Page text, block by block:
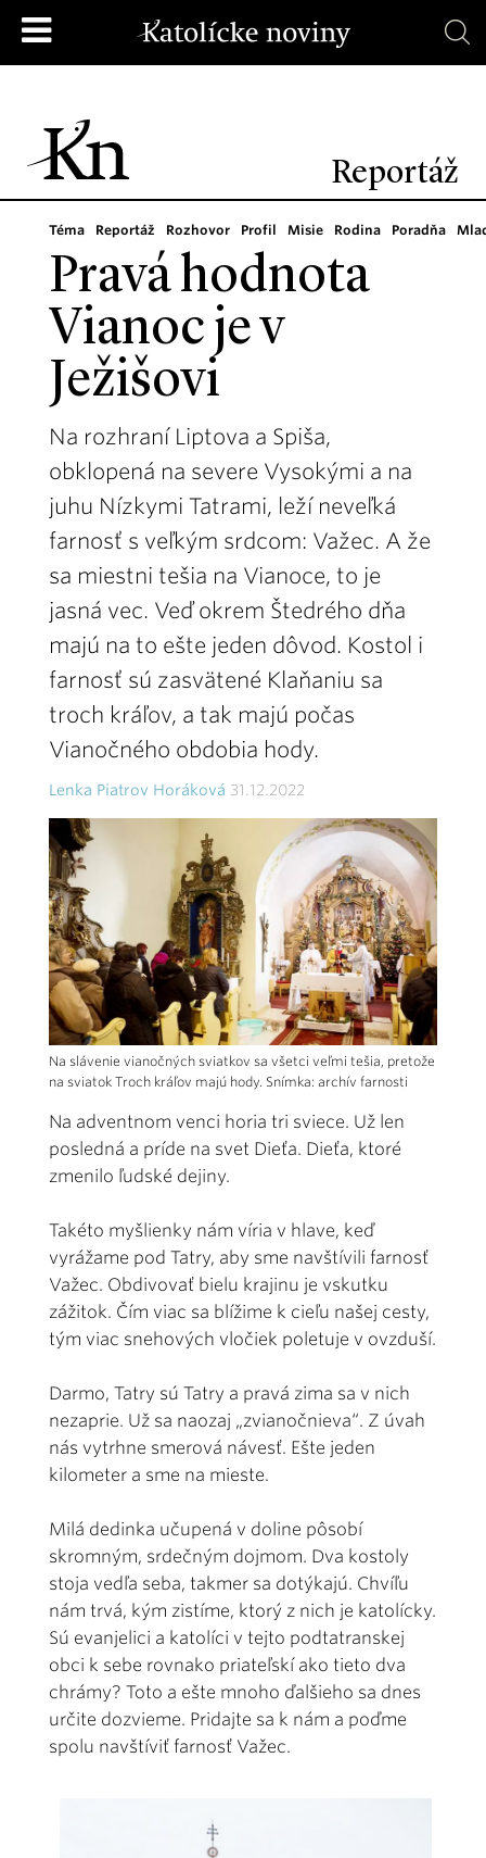
Reportáž
Téma Reportáž Rozhovor Profil Misie Rodina Poradňa
Pravá hodnota
Vianoc je v
Ježišovi
Na rozhraní Liptova a Spiša,
obklopená na severe Vysokými a na
juhu Nízkymi Tatrami, leží neveľká
farnosť s veľkým srdcom: Važec. A že
sa miestni tešia na Vianoce, to je
jasná vec. Veď okrem Štedrého dňa
majú na to ešte jeden dôvod. Kostol i
farnosť sú zasvätené Klaňaniu sa
troch kráľov, a tak majú počas
Vianočného obdobia hody.
Lenka Piatrov Horáková 31.12.2022
Na slávenie vianočných sviatkov sa všetci veľmi tešia, pretože
na sviatok Troch kráľov majú hody. Snímka: archív farnosti
Na adventnom venci horia tri sviece. Už len
posledná a príde na svet Dieťa. Dieťa, ktoré
zmenilo ľudské dejiny.
Takéto myšlienky nám víria v hlave, keď
vyrážame pod Tatry, aby sme navštívili farnosť
Važec. Obdivovať bielu krajinu je vskutku
zážitok. Čím viac sa blížime k cieľu našej cesty,
tým viac snehových vločiek poletuje v ovzduší.
Darmo, Tatry sú Tatry a pravá zima sa v nich
nezaprie. Už sa naozaj „zvianočnieva“. Z úvah
nás vytrhne smerová návesť. Ešte jeden
kilometer a sme na mieste.
Milá dedinka učupená v doline pôsobí
skromným, srdečným dojmom. Dva kostoly
stoja vedľa seba, takmer sa dotýkajú. Chvíľu
nám trvá, kým zistíme, ktorý z nich je katolícky.
Sú evanjelici a katolíci v tejto podtatranskej
obci k sebe rovnako priateľskí ako tieto dva
chrámy? Toto a ešte mnoho ďalšieho sa dnes
určite dozvieme. Pridajte sa k nám a poďme
spolu navštíviť farnosť Važec.